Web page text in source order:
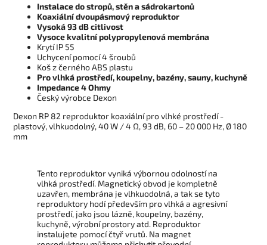
Instalace do stropů, stěn a sádrokartonů
Koaxiální dvoupásmový reproduktor
Vysoká 93 dB citlivost
Vysoce kvalitní polypropylenová membrána
Krytí IP 55
Uchycení pomocí 4 šroubů
Koš z černého ABS plastu
Pro vlhká prostředí, koupelny, bazény, sauny, kuchyně
Impedance 4 Ohmy
Český výrobce Dexon
Dexon RP 82 reproduktor koaxiální pro vlhké prostředí -
plastový, vlhkuodolný, 40 W / 4 Ω, 93 dB, 60 – 20 000 Hz, Ø 180
mm
Tento reproduktor vyniká výbornou odolností na
vlhká prostředí. Magnetický obvod je kompletně
uzavřen, membrána je vlhkuodolná, a tak se tyto
reproduktory hodí především pro vlhká a agresivní
prostředí, jako jsou lázně, koupelny, bazény,
kuchyně, výrobní prostory atd. Reproduktor
instalujete pomocí čtyř vrutů. Na magnet